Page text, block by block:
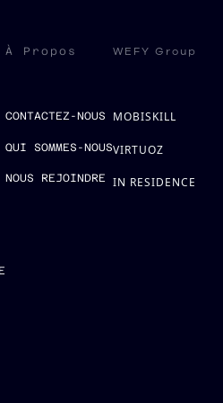
À Propos
CONTACTEZ-NOUS
QUI SOMMES-NOUS
NOUS REJOINDRE
WEFY Group
MOBISKILL
VIRTUOZ
IN RESIDENCE